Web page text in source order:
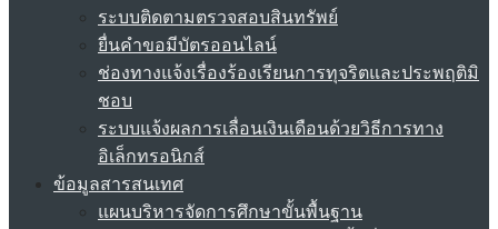
ระบบติดตามตรวจสอบสินทรัพย์
ยื่นคำขอมีบัตรออนไลน์
ช่องทางแจ้งเรื่องร้องเรียนการทุจริตและประพฤติมิ
ชอบ
ระบบแจ้งผลการเลื่อนเงินเดือนด้วยวิธีการทาง
อิเล็กทรอนิกส์
ข้อมูลสารสนเทศ
แผนบริหารจัดการศึกษาขั้นพื้นฐาน